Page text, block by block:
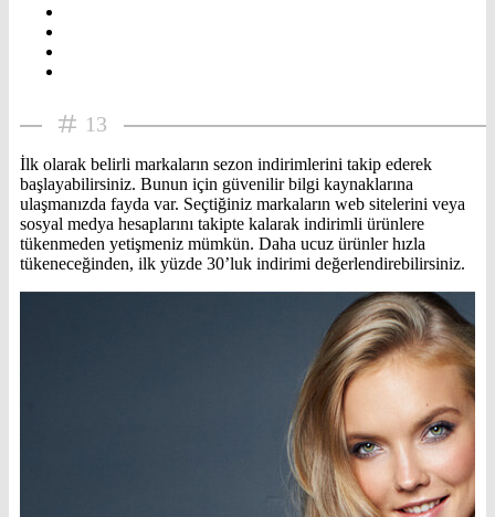
13
İlk olarak belirli markaların sezon indirimlerini takip ederek
başlayabilirsiniz. Bunun için güvenilir bilgi kaynaklarına
ulaşmanızda fayda var. Seçtiğiniz markaların web sitelerini veya
sosyal medya hesaplarını takipte kalarak indirimli ürünlere
tükenmeden yetişmeniz mümkün. Daha ucuz ürünler hızla
tükeneceğinden, ilk yüzde 30’luk indirimi değerlendirebilirsiniz.